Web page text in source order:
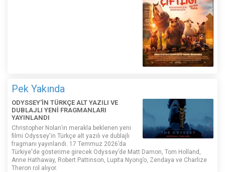
Pek Yakında
ODYSSEY'İN TÜRKÇE ALT YAZILI VE
DUBLAJLI YENİ FRAGMANLARI
YAYINLANDI
Christopher Nolan’ın merakla beklenen yeni
filmi Odyssey'in Türkçe alt yazılı ve dublajlı
fragmanı yayınlandı. 17 Temmuz 2026’da
Türkiye'de gösterime girecek Odyssey’de Matt Damon, Tom Holland,
Anne Hathaway, Robert Pattinson, Lupita Nyong’o, Zendaya ve Charlize
Theron rol alıyor.